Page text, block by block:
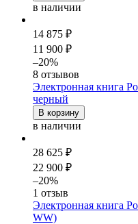
в наличии
14 875 ₽
11 900 ₽
–20%
8 отзывов
Электронная книга
черный
В корзину
в наличии
28 625 ₽
22 900 ₽
–20%
1 отзыв
Электронная книга
WW)